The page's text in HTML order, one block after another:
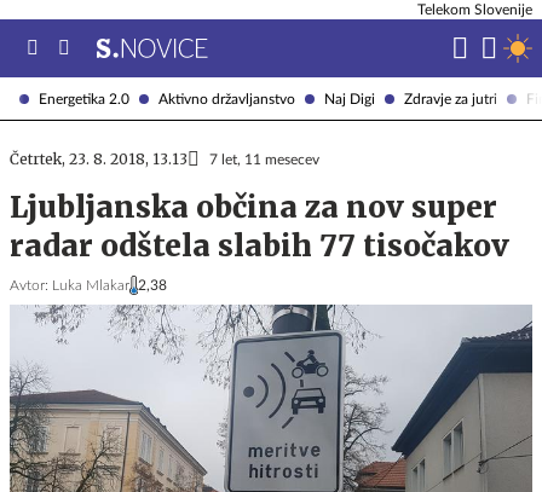
Energetika 2.0 Aktivno državljanstvo Naj Digi Zdravje za jutri
Telekom Slovenije
Četrtek, 23. 8. 2018, 13.13 7 let, 11 mesecev
Ljubljanska občina za nov super
radar odštela slabih 77 tisočakov
Avtor: Luka Mlakar 2,38